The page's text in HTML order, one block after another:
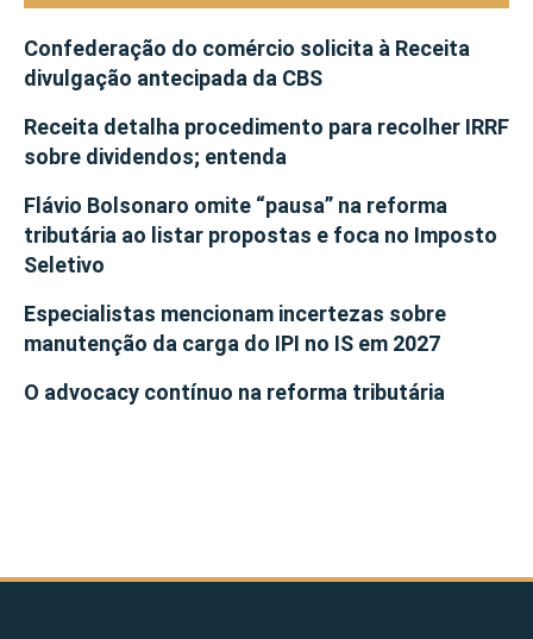
Confederação do comércio solicita à Receita
divulgação antecipada da CBS
Receita detalha procedimento para recolher IRRF
sobre dividendos; entenda
Flávio Bolsonaro omite “pausa” na reforma
tributária ao listar propostas e foca no Imposto
Seletivo
Especialistas mencionam incertezas sobre
manutenção da carga do IPI no IS em 2027
O advocacy contínuo na reforma tributária